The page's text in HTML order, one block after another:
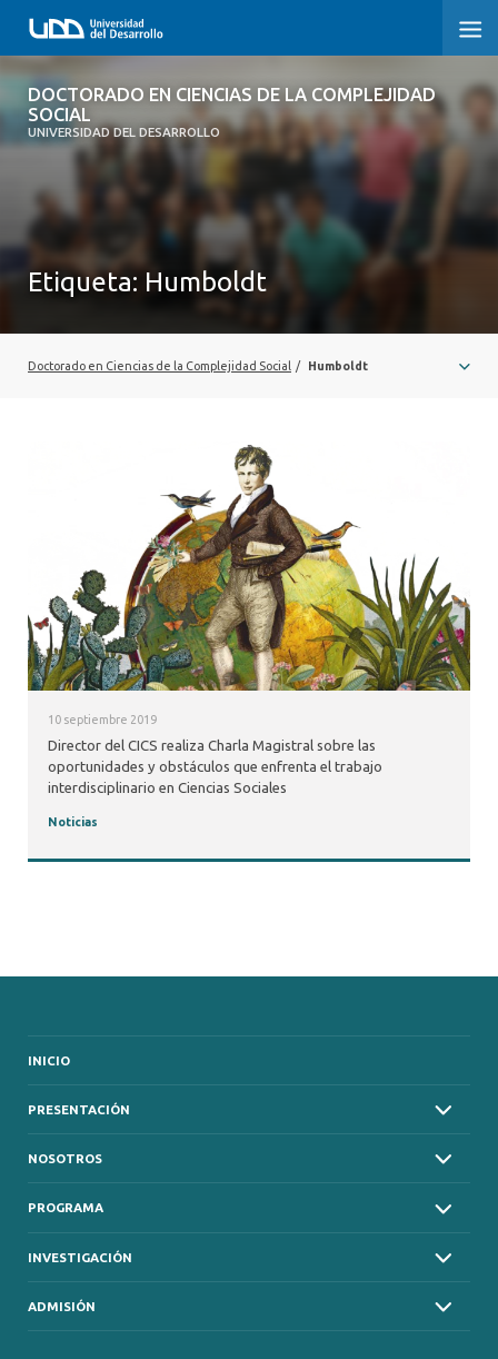
DOCTORADO EN CIENCIAS DE LA COMPLEJIDAD
SOCIAL
UNIVERSIDAD DEL DESARROLLO
DOCTORADO EN CIENCIAS DE LA
COMPLEJIDAD SOCIAL
PRESENTACIÓN
NOSOTROS
INVESTIGACIÓN
Etiqueta: Humboldt
Doctorado en Ciencias de la Complejidad Social / Humboldt
10 septiembre 2019
Director del CICS realiza Charla Magistral sobre las
oportunidades y obstáculos que enfrenta el trabajo
interdisciplinario en Ciencias Sociales
Noticias
INICIO
PRESENTACIÓN
NOSOTROS
PROGRAMA
INVESTIGACIÓN
ADMISIÓN